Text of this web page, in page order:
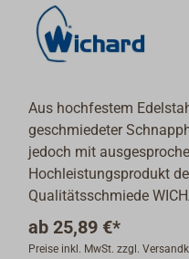
Aus hochfestem
geschmiedeter
jedoch mit
Hochleistungsprodukt
Qualitätsschmiede
ab 25,89 €*
Preise inkl. MwSt. zzgl.